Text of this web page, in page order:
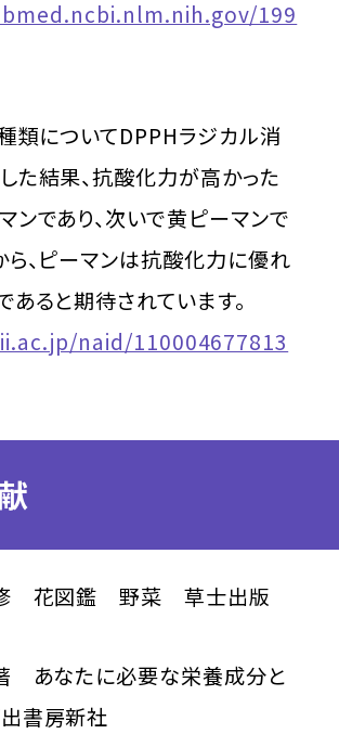
199
種類についてDPPHラジカル消
た結果、抗酸化力が高かった
ンであり、次いで黄ピーマンで
ら、ピーマンは抗酸化力に優れ
あると期待されています。
naid/110004677813
修 花図鑑 野菜 草士出版
あなたに必要な栄養成分と
書房新社